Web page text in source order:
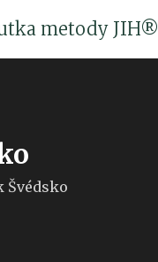
metody JIH®
Švédsko